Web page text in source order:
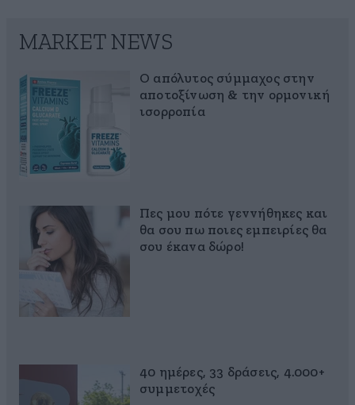
MARKET NEWS
Ο απόλυτος σύμμαχος στην
αποτοξίνωση & την ορμονική
ισορροπία
Πες μου πότε γεννήθηκες και
θα σου πω ποιες εμπειρίες θα
σου έκανα δώρο!
40 ημέρες, 33 δράσεις, 4.000+
συμμετοχές